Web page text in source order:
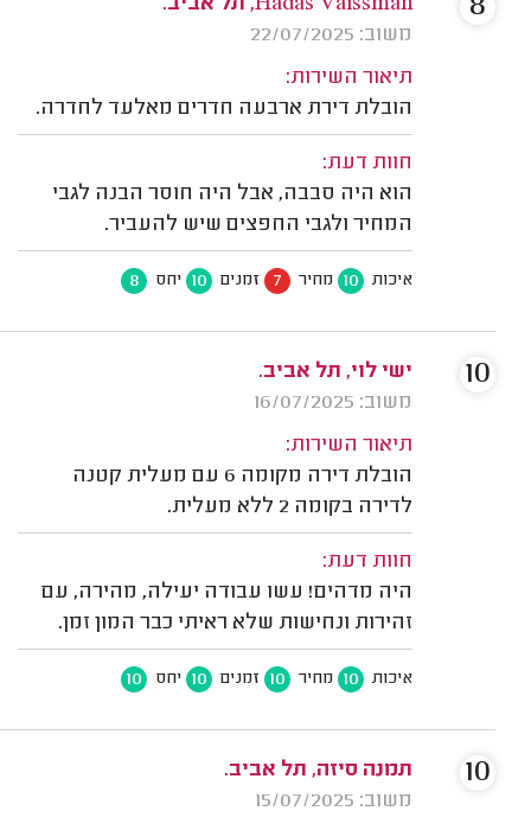
משוב: 22/07/2025
תיאור השירות:
הובלת דירת ארבעה חדרים מאלעד לחדרה.
חוות דעת:
הוא היה סבבה, אבל היה חוסר הבנה לגבי
המחיר ולגבי החפצים שיש להעביר.
איכות 10 מחיר 7 זמנים 10 יחס 8
ישי לוי, תל אביב.
משוב: 16/07/2025
תיאור השירות:
הובלת דירה מקומה 6 עם מעלית קטנה
לדירה בקומה 2 ללא מעלית.
חוות דעת:
היה מדהים! עשו עבודה יעילה, מהירה, עם
זהירות ונחישות שלא ראיתי כבר המון זמן.
איכות 10 מחיר 10 זמנים 10 יחס 10
10
תמנה סיזה, תל אביב.
משוב: 15/07/2025
10